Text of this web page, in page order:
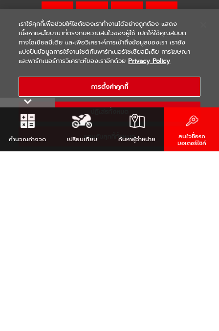
WARRANTY | Terms & Conditions
COPYRIGHT 2021 THAI YAMAHA MOTOR CO.,LTD. ALL RIGHTS
RESERVED
คำนวณค่างวด เปรียบเทียบ ค้นหาผู้จำหน่าย สนใจซื้อรถ
มอเตอร์ไซค์
เราใช้คุกกี้เพื่อช่วยให้ไซต์ของเราทำงานได้อย่างถูกต้อง แสดง
เนื้อหาและโฆษณาที่ตรงกับความสนใจของผู้ใช้ เปิดให้ใช้คุณสมบัติ
ทางโซเชียลมีเดีย และเพื่อวิเคราะห์การเข้าถึงข้อมูลของเรา เรายัง
แบ่งปันข้อมูลการใช้งานไซต์กับพาร์ทเนอร์โซเชียลมีเดีย การโฆษณา
และพาร์ทเนอร์การวิเคราะห์ของเราอีกด้วย Privacy Policy
การตั้งค่าคุกกี้
ยอมรับคุกกี้ทั้งหมด